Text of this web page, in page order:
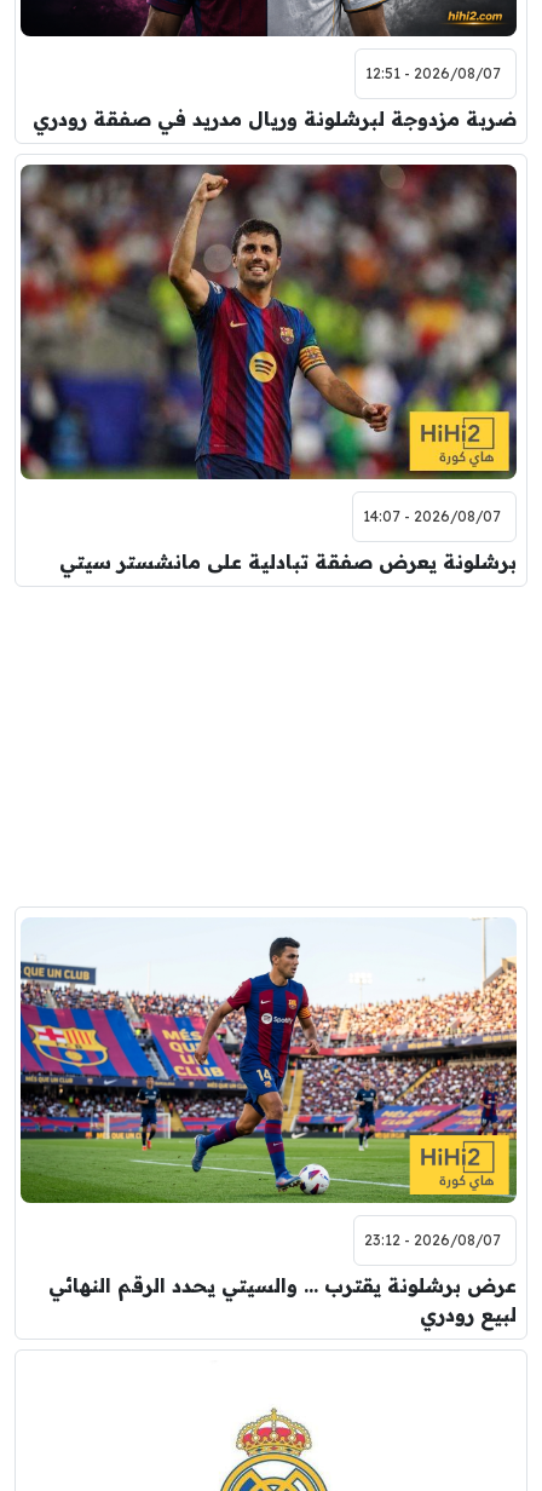
2026/08/07 - 12:51
ضربة مزدوجة لبرشلونة وريال مدريد في صفقة رودري
2026/08/07 - 14:07
برشلونة يعرض صفقة تبادلية على مانشستر سيتي
2026/08/07 - 23:12
عرض برشلونة يقترب … والسيتي يحدد الرقم النهائي
لبيع رودري